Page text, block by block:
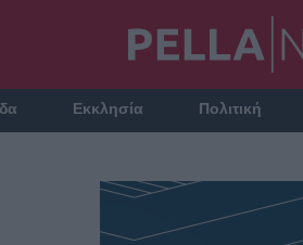
Εκκλησία Πολιτική